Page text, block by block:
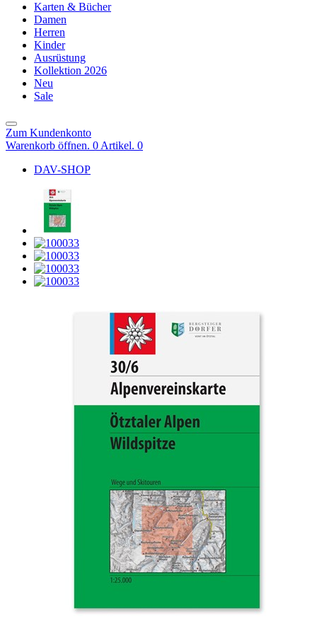
Karten & Bücher
Damen
Herren
Kinder
Ausrüstung
Kollektion 2026
Neu
Sale
Zum Kundenkonto
Warenkorb öffnen. 0 Artikel. 0
DAV-SHOP